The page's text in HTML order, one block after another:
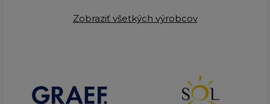
Zobraziť všetkých výrobcov